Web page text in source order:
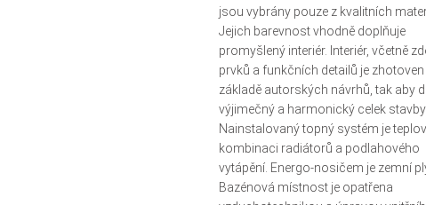
jsou vybrány pouze z kvalitních
Jejich barevnost vhodně doplňuje
promyšlený interiér. Interiér, včetně
prvků a funkčních detailů je zhotoven
základě autorských návrhů, tak aby
výjimečný a harmonický celek stavby.
Nainstalovaný topný systém je
kombinaci radiátorů a podlahového
vytápění. Energo-nosičem je zemní
Bazénová místnost je opatřena